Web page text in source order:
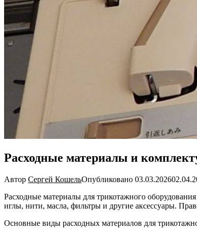
Расходные материалы и
Автор Сергей КошельОпубликовано 03.03.2026
Расходные материалы для трикотажного
иглы, нити, масла, фильтры и другие аксессуары.
Основные виды расходных материалов для